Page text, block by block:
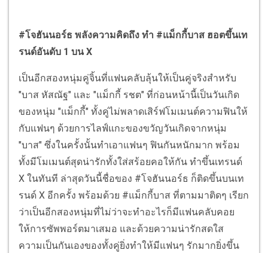
#โจฮันนอร์ธ พลังความคิดถึง ทำ #แม็กกี้บาส ฮอตขึ้นเท
รนด์อันดับ 1 บน X
เป็นอีกสองหนุ่มคู่จิ้นที่แฟนคลับลุ้นให้เป็นคู่จริงสำหรับ
"บาส หัสณัฐ" และ "แม็กกี้ รชต" ที่ก่อนหน้านี้เป็นวันเกิด
ของหนุ่ม "แม็กกี้" ทั้งคู่ไม่พลาดเสิร์ฟโมเมนต์ความฟินให้
กับแฟนๆ ด้วยการไลฟ์แกะของขวัญวันเกิดจากหนุ่ม
"บาส" ซึ่งในครั้งนั้นทำเอาแฟนๆ ฟินกันหนักมาก พร้อม
ทั้งมีโมเมนต์สุดน่ารักทั้งใส่สร้อยคอให้กัน ทำขึ้นเทรนด์
X ในทันที ล่าสุดวันนี้ชื่อของ #โจฮันนอร์ธ ก็ติดขึ้นบนเท
รนด์ X อีกครั้ง พร้อมด้วย #แม็กกี้บาส ที่ตามมาติดๆ เรียก
ว่าเป็นอีกสองหนุ่มที่ไม่ว่าจะทำอะไรก็มีแฟนคลับคอย
ให้การซัพพอร์ตมาเสมอ และด้วยความน่ารักสดใส
ความเป็นกันเองของทั้งคู่ยิ่งทำให้มีแฟนๆ รักมากยิ่งขึ้น